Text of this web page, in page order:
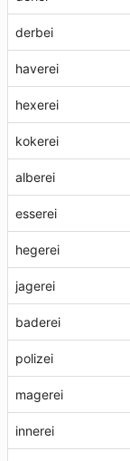
derbei
haverei
hexerei
kokerei
alberei
esserei
hegerei
jagerei
baderei
polizei
magerei
innerei